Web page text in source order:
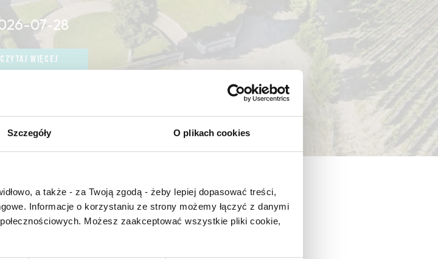
Szczegóły O plikach cookies
a także - za Twoją zgodą - żeby lepiej dopasować treści,
Informacje o korzystaniu ze strony możemy łączyć z danymi
Możesz zaakceptować wszystkie pliki cookie,
07-28
CZYTAJ WIĘCEJ
CZYTAJ WIĘCEJ
CZYTAJ WIĘCEJ